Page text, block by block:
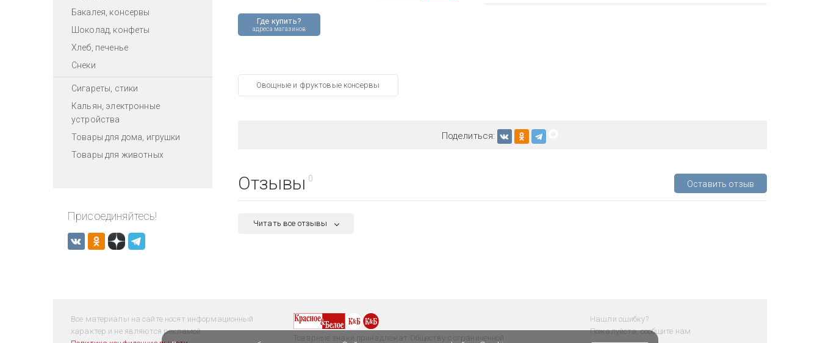
Бакалея, консервы
Шоколад, конфеты
Хлеб, печенье
Снеки
Сигареты, стики
Кальян, электронные
устройства
Товары для дома, игрушки
Товары для животных
Присоединяйтесь!
Где купить?
адреса магазинов
Овощные и фруктовые консервы
Поделиться:
Отзывы 0
Оставить отзыв
Читать все отзывы
Все материалы на сайте носят информационный
характер и не являются рекламой.
Нашли ошибку?
Пожалуйста, сообщите нам
Товарные знаки принадлежат Обществу с ограниченной